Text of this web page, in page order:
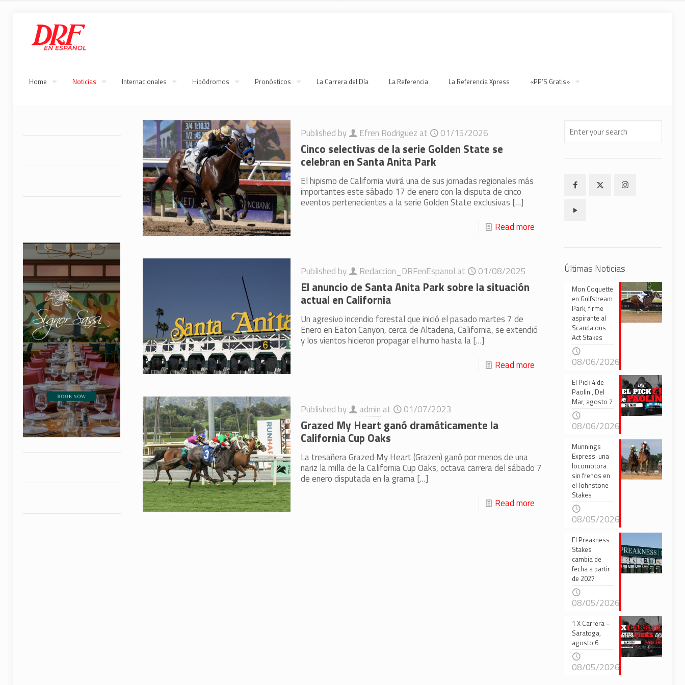
Home Noticias Internacionales Hipódromos Pronósticos La Carrera del Día La Referencia La Referencia Xpress «PP’S Gratis»
Published by Efren Rodriguez at 01/15/2026
Cinco selectivas de la serie Golden State se
celebran en Santa Anita Park
El hipismo de California vivirá una de sus jornadas regionales más
importantes este sábado 17 de enero con la disputa de cinco
eventos pertenecientes a la serie Golden State exclusivas […]
Read more
Published by Redaccion_DRFenEspanol at 01/08/2025
El anuncio de Santa Anita Park sobre la situación
actual en California
Un agresivo incendio forestal que inició el pasado martes 7 de
Enero en Eaton Canyon, cerca de Altadena, California, se extendió
y los vientos hicieron propagar el humo hasta la[…]
Read more
Published by admin at 01/07/2023
Grazed My Heart ganó dramáticamente la
California Cup Oaks
La tresañera Grazed My Heart (Grazen) ganó por menos de una
nariz la milla de la California Cup Oaks, octava carrera del sábado 7
de enero disputada en la grama[…]
Read more
Últimas Noticias
Mon Coquette
en Gulfstream
Park, firme
aspirante al
Scandalous
Act Stakes
08/06/2026
El Pick 4 de
Paolini, Del
Mar, agosto 7
08/06/2026
Munnings
Express: una
locomotora
sin frenos en
el Johnstone
Stakes
08/05/2026
El Preakness
Stakes
cambia de
fecha a partir
de 2027
08/05/2026
1 X Carrera –
Saratoga,
agosto 6
08/05/2026